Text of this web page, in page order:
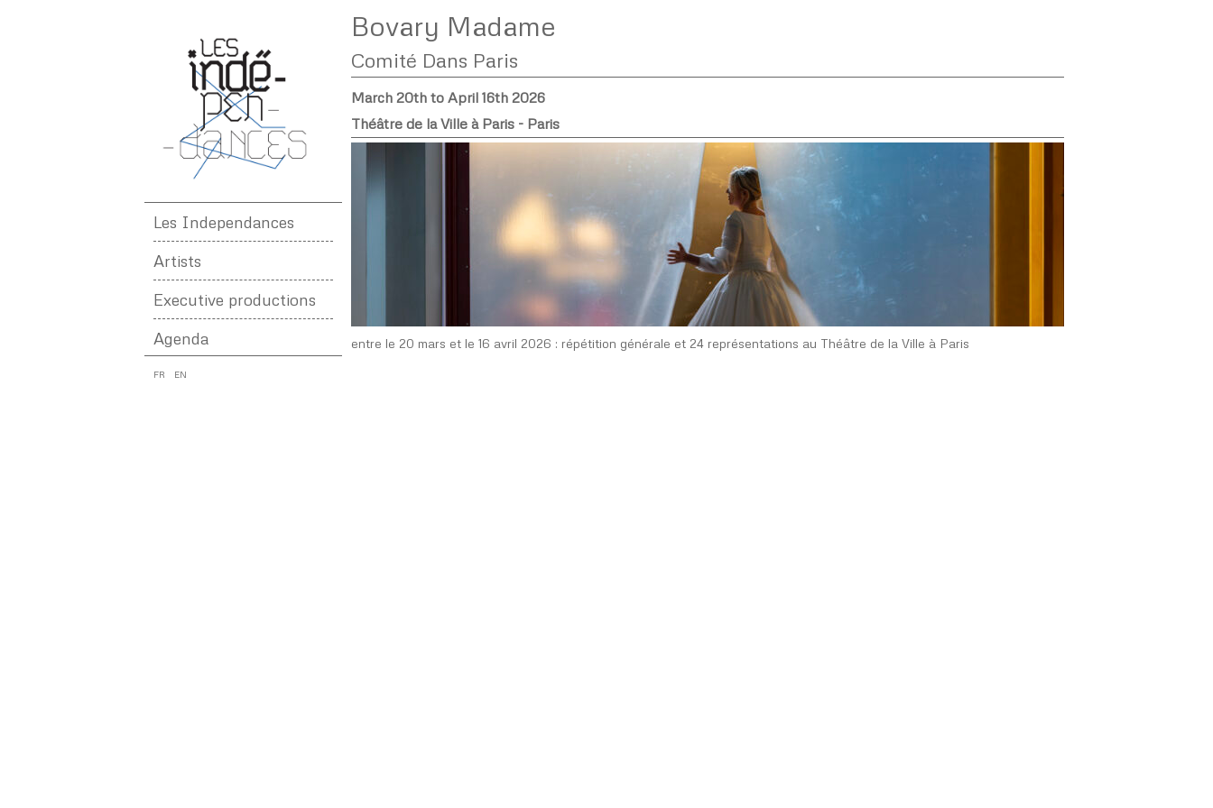
Les Independances
Artists
Executive productions
Agenda
FR EN
Bovary Madame
Comité Dans Paris
March 20th to April 16th 2026
Théâtre de la Ville à Paris - Paris
entre le 20 mars et le 16 avril 2026 : répétition générale et 24 représentations au Théâtre de la Ville à Paris